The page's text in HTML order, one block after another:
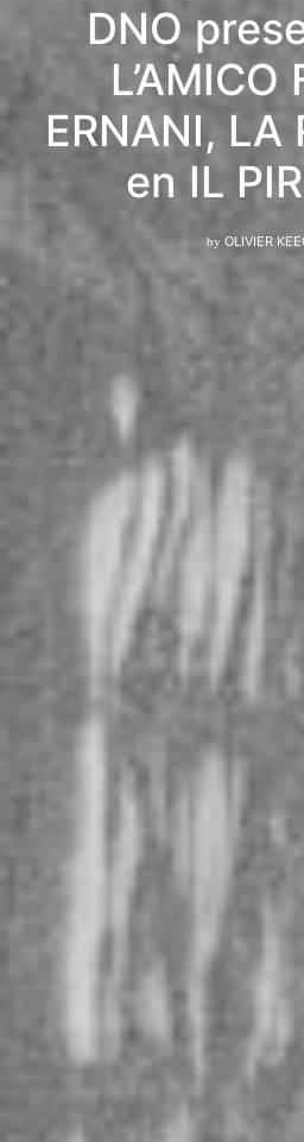
DNO
L’AMICO
ERNANI, LA
en IL
by OLIVIER